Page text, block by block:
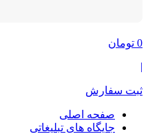
0 تومان
|
ثبت سفارش
صفحه اصلی
جایگاه های تبلیغاتی